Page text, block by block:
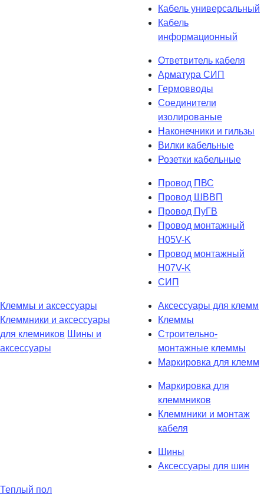
Кабель универсальный
Кабель
информационный
Ответвитель кабеля
Арматура СИП
Гермовводы
Соединители
изолированые
Наконечники и гильзы
Вилки кабельные
Розетки кабельные
Провод ПВС
Провод ШВВП
Провод ПуГВ
Провод монтажный
H05V-K
Провод монтажный
H07V-K
СИП
Клеммы и аксессуары
Клеммники и аксессуары
для клемников Шины и
аксессуары
Аксессуары для клемм
Клеммы
Строительно-
монтажные клеммы
Маркировка для клемм
Маркировка для
клеммников
Клеммники и монтаж
кабеля
Шины
Аксессуары для шин
Теплый пол